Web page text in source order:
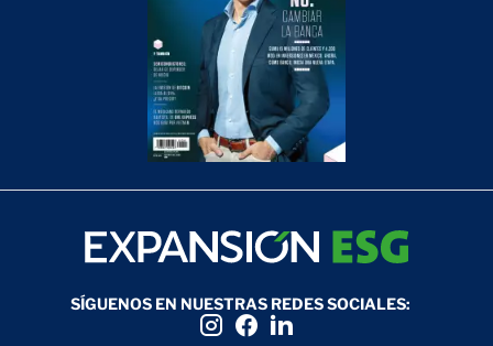
SÍGUENOS EN NUESTRAS REDES SOCIALES: